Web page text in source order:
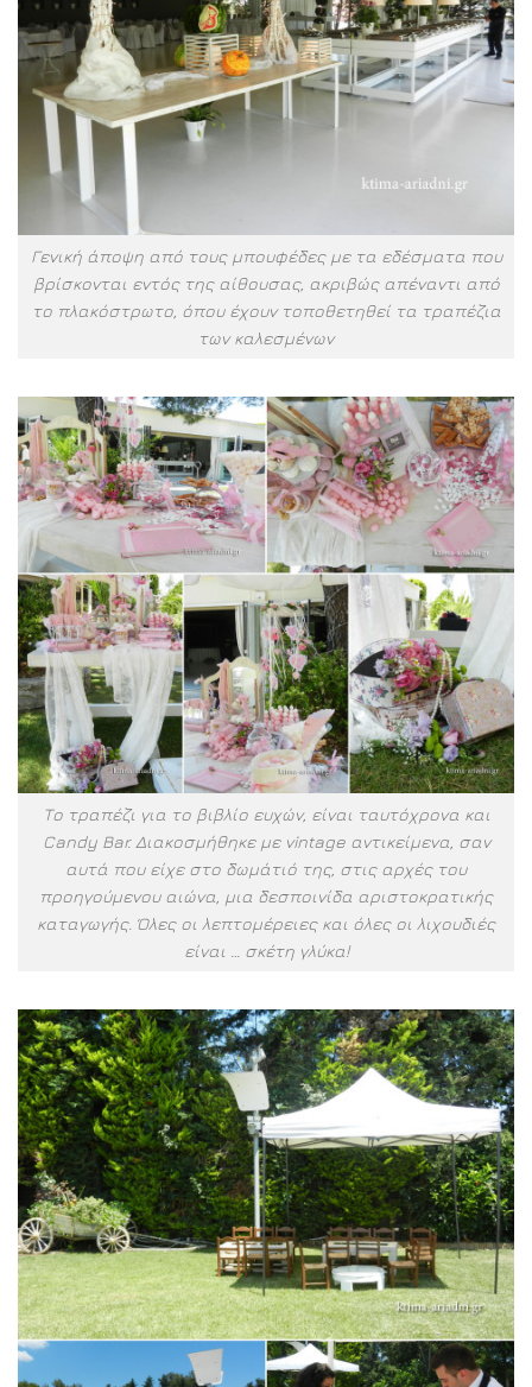
Γενική άποψη από τους μπουφέδες με τα εδέσματα που
βρίσκονται εντός της αίθουσας, ακριβώς απέναντι από
το πλακόστρωτο, όπου έχουν τοποθετηθεί τα τραπέζια
των καλεσμένων
Το τραπέζι για το βιβλίο ευχών, είναι ταυτόχρονα και
Candy Bar. Διακοσμήθηκε με vintage αντικείμενα, σαν
αυτά που είχε στο δωμάτιό της, στις αρχές του
προηγούμενου αιώνα, μια δεσποινίδα αριστοκρατικής
καταγωγής. Όλες οι λεπτομέρειες και όλες οι λιχουδιές
είναι … σκέτη γλύκα!